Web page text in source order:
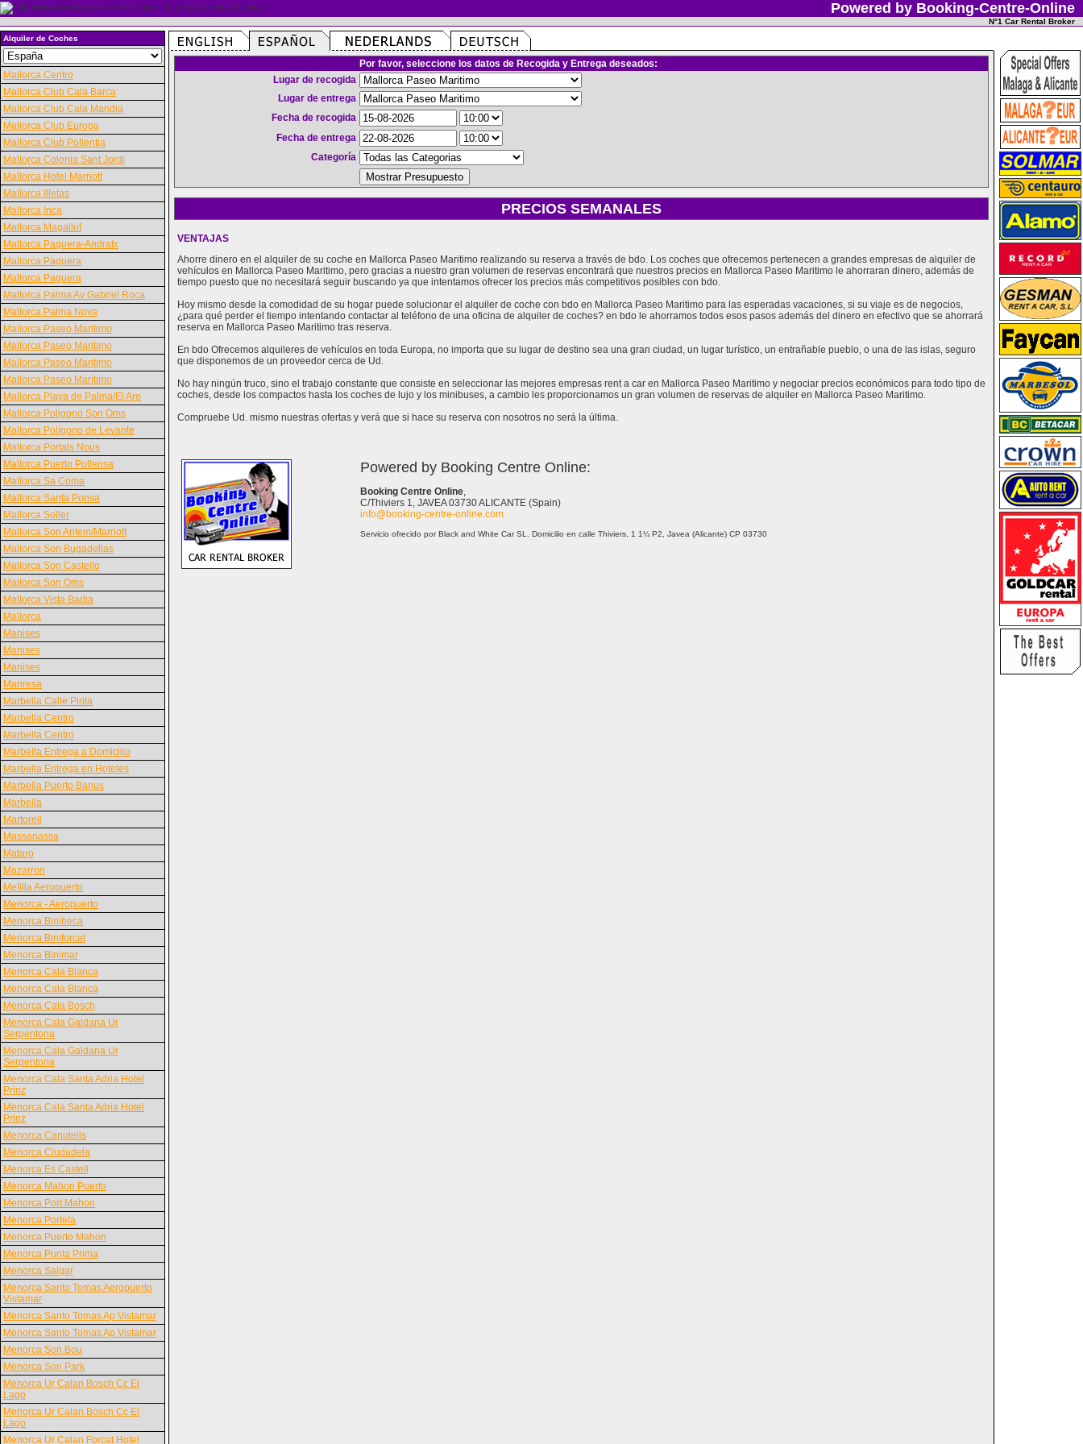
Powered by Booking-Centre-Online
N°1 Car Rental Broker
Alquiler de Coches
Mallorca Centro
Mallorca Club Cala Barca
Mallorca Club Cala Mandia
Mallorca Club Europa
Mallorca Club Pollentia
Mallorca Colonia Sant Jordi
Mallorca Hotel Marriott
Mallorca Illetas
Mallorca Inca
Mallorca Magalluf
Mallorca Paguera-Andratx
Mallorca Paguera
Mallorca Paguera
Mallorca Palma Av Gabriel Roca
Mallorca Palma Nova
Mallorca Paseo Maritimo
Mallorca Paseo Maritimo
Mallorca Paseo Maritimo
Mallorca Paseo Marítimo
Mallorca Playa de Palma/El Are
Mallorca Poligono Son Oms
Mallorca Polígono de Levante
Mallorca Portals Nous
Mallorca Puerto Pollensa
Mallorca Sa Coma
Mallorca Santa Ponsa
Mallorca Soller
Mallorca Son Antem/Marriott
Mallorca Son Bugadellas
Mallorca Son Castello
Mallorca Son Oms
Mallorca Vista Badia
Mallorca
Manises
Manises
Manises
Manresa
Marbella Calle Pirita
Marbella Centro
Marbella Centro
Marbella Entrega a Domicilio
Marbella Entrega en Hoteles
Marbella Puerto Banus
Marbella
Martorell
Massanassa
Mataro
Mazarron
Melilla Aeropuerto
Menorca - Aeropuerto
Menorca Binibeca
Menorca Biniforcat
Menorca Binimar
Menorca Cala Blanca
Menorca Cala Blanca
Menorca Cala Bosch
Menorca Cala Galdana Ur
Serpentona
Menorca Cala Galdana Ur
Serpentona
Menorca Cala Santa Adria Hotel
Prinz
Menorca Cala Santa Adria Hotel
Prinz
Menorca Canutells
Menorca Ciudadela
Menorca Es Castell
Menorca Mahon Puerto
Menorca Port Mahon
Menorca Portela
Menorca Puerto Mahon
Menorca Punta Prima
Menorca Salgar
Menorca Santo Tomas Aeropuerto
Vistamar
Menorca Santo Tomas Ap Vistamar
Menorca Santo Tomas Ap Vistamar
Menorca Son Bou
Menorca Son Park
Menorca Ur Calan Bosch Cc El
Lago
Menorca Ur Calan Bosch Cc El
Lago
Menorca Ur Calan Forcat Hotel
Por favor, seleccione los datos de Recogida y Entrega deseados:
Lugar de recogida
Lugar de entrega
Fecha de recogida
Fecha de entrega
Categoría
PRECIOS SEMANALES
VENTAJAS
Ahorre dinero en el alquiler de su coche en Mallorca Paseo Maritimo realizando su reserva a través de bdo. Los coches que ofrecemos pertenecen a grandes empresas de alquiler de
vehículos en Mallorca Paseo Maritimo, pero gracias a nuestro gran volumen de reservas encontrará que nuestros precios en Mallorca Paseo Maritimo le ahorraran dinero, además de
tiempo puesto que no necesitará seguir buscando ya que intentamos ofrecer los precios más competitivos posibles con bdo.
Hoy mismo desde la comodidad de su hogar puede solucionar el alquiler de coche con bdo en Mallorca Paseo Maritimo para las esperadas vacaciones, si su viaje es de negocios,
¿para qué perder el tiempo intentando contactar al teléfono de una oficina de alquiler de coches? en bdo le ahorramos todos esos pasos además del dinero en efectivo que se ahorrará
reserva en Mallorca Paseo Maritimo tras reserva.
En bdo Ofrecemos alquileres de vehículos en toda Europa, no importa que su lugar de destino sea una gran ciudad, un lugar turístico, un entrañable pueblo, o una de las islas, seguro
que disponemos de un proveedor cerca de Ud.
No hay ningún truco, sino el trabajo constante que consiste en seleccionar las mejores empresas rent a car en Mallorca Paseo Maritimo y negociar precios económicos para todo tipo de
coches, desde los compactos hasta los coches de lujo y los minibuses, a cambio les proporcionamos un gran volumen de reservas de alquiler en Mallorca Paseo Maritimo.
Compruebe Ud. mismo nuestras ofertas y verá que si hace su reserva con nosotros no será la última.
Powered by Booking Centre Online:
Booking Centre Online,
C/Thiviers 1, JAVEA 03730 ALICANTE (Spain)
info@booking-centre-online.com
Servicio ofrecido por Black and White Car SL. Domicilio en calle Thiviers, 1 1¼ P2, Javea (Alicante) CP 03730